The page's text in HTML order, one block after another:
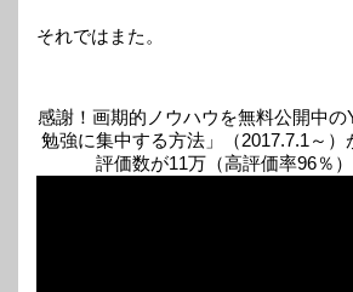
それではまた。
感謝！画期的ノウハウを無料公開中の
勉強に集中する方法」（2017.7.1～）
評価数が11万（高評価率96％